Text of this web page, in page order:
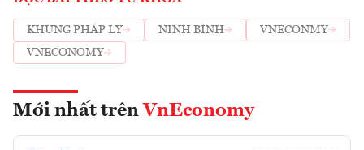
KHUNG PHÁP LÝ NINH BÌNH
VNECONMY
VNECONOMY
Mới nhất trên VnEconomy